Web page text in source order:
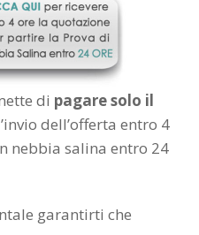
di pagare solo il
dell’offerta entro 4
nebbia salina entro 24
garantirti che